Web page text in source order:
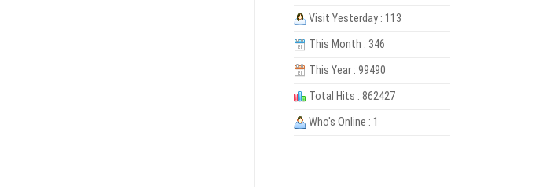
Visit Yesterday : 113
This Month : 346
This Year : 99490
Total Hits : 862427
Who's Online : 1